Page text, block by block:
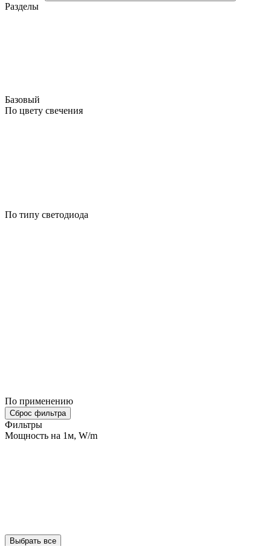
Разделы
Базовый
По цвету свечения
По типу светодиода
По применению
Сброс фильтра
Фильтры
Мощность на 1м, W/m
Выбрать все